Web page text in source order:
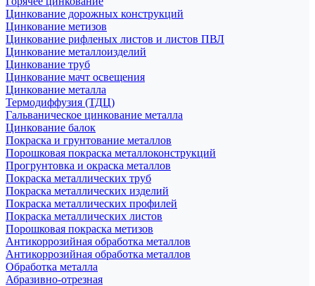
Цинкование дорожных конструкций
Цинкование метизов
Цинкование рифленых листов и листов ПВЛ
Цинкование металлоизделий
Цинкование труб
Цинкование мачт освещения
Цинкование металла
Термодиффузия (ТДЦ)
Гальваническое цинкование металла
Цинкование балок
Покраска и грунтование металлов
Порошковая покраска металлоконструкций
Прогрунтовка и окраска металлов
Покраска металлических труб
Покраска металлических изделий
Покраска металлических профилей
Покраска металлических листов
Порошковая покраска метизов
Антикоррозийная обработка металлов
Антикоррозийная обработка металлов
Обработка металла
Абразивно-отрезная